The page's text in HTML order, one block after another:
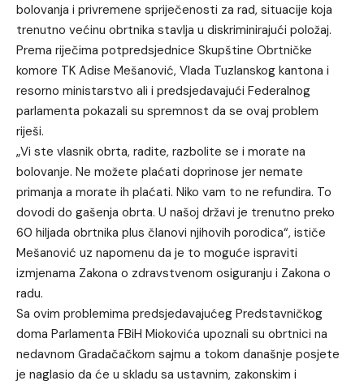
bolovanja i privremene spriječenosti za rad, situacije koja
trenutno većinu obrtnika stavlja u diskriminirajući položaj.
Prema riječima potpredsjednice Skupštine Obrtničke
komore TK Adise Mešanović, Vlada Tuzlanskog kantona i
resorno ministarstvo ali i predsjedavajući Federalnog
parlamenta pokazali su spremnost da se ovaj problem
riješi.
„Vi ste vlasnik obrta, radite, razbolite se i morate na
bolovanje. Ne možete plaćati doprinose jer nemate
primanja a morate ih plaćati. Niko vam to ne refundira. To
dovodi do gašenja obrta. U našoj državi je trenutno preko
60 hiljada obrtnika plus članovi njihovih porodica“, ističe
Mešanović uz napomenu da je to moguće ispraviti
izmjenama Zakona o zdravstvenom osiguranju i Zakona o
radu.
Sa ovim problemima predsjedavajućeg Predstavničkog
doma Parlamenta FBiH Miokovića upoznali su obrtnici na
nedavnom Gradačačkom sajmu a tokom današnje posjete
je naglasio da će u skladu sa ustavnim, zakonskim i